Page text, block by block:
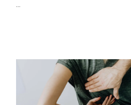
...